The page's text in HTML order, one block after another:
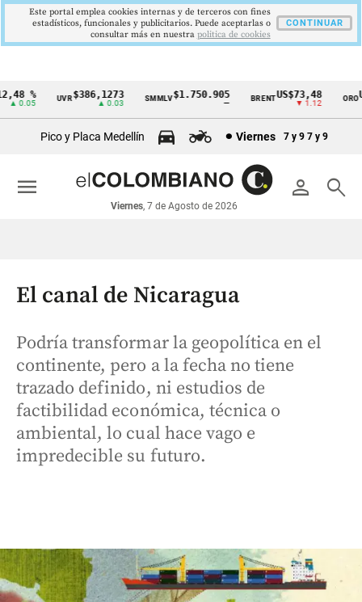
Cintillo
económicos
Colombia
%
0.05
UVR$386,1273
▲ 0.03
SMMLV$1.750.905 BRENT US$73,48
▼ 1.12
ORO
Pico y Placa Medellín Viernes 7 y 9 7 y 9
person search
Viernes, 7 de Agosto de 2026
menu
El canal de Nicaragua
Podría transformar la geopolítica en el
continente, pero a la fecha no tiene
trazado definido, ni estudios de
factibilidad económica, técnica o
ambiental, lo cual hace vago e
impredecible su futuro.
Este portal emplea cookies internas y de terceros con fines
estadísticos, funcionales y publicitarios. Puede aceptarlas o
consultar más en nuestra politica de cookies
CONTINUAR